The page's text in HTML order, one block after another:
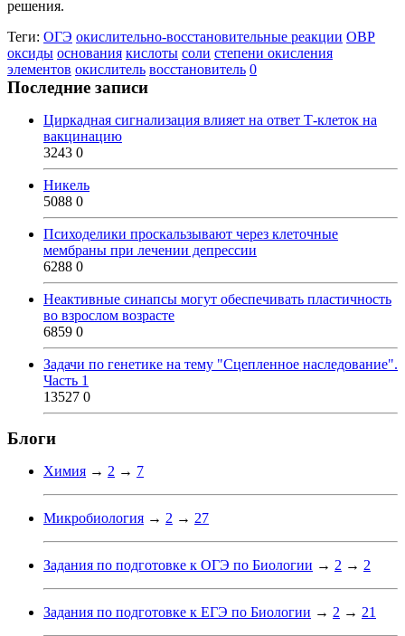
решения.
Теги: ОГЭ окислительно-восстановительные реакции ОВР
оксиды основания кислоты соли степени окисления
элементов окислитель восстановитель 0
Последние записи
Циркадная сигнализация влияет на ответ Т-клеток на
вакцинацию
3243 0
Никель
5088 0
Психоделики проскальзывают через клеточные
мембраны при лечении депрессии
6288 0
Неактивные синапсы могут обеспечивать пластичность
во взрослом возрасте
6859 0
Задачи по генетике на тему "Сцепленное наследование".
Часть 1
13527 0
Блоги
Химия → 2 → 7
Микробиология → 2 → 27
Задания по подготовке к ОГЭ по Биологии → 2 → 2
Задания по подготовке к ЕГЭ по Биологии → 2 → 21